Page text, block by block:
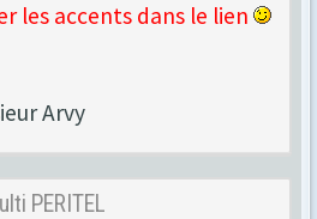
les accents dans le lien
Arvy
PERITEL